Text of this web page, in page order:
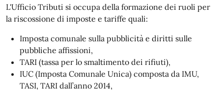
L'Ufficio Tributi si occupa della formazione dei ruoli per
la riscossione di imposte e tariffe quali:
Imposta comunale sulla pubblicità e diritti sulle
pubbliche affissioni,
TARI (tassa per lo smaltimento dei rifiuti),
IUC (Imposta Comunale Unica) composta da IMU,
TASI, TARI dall’anno 2014,